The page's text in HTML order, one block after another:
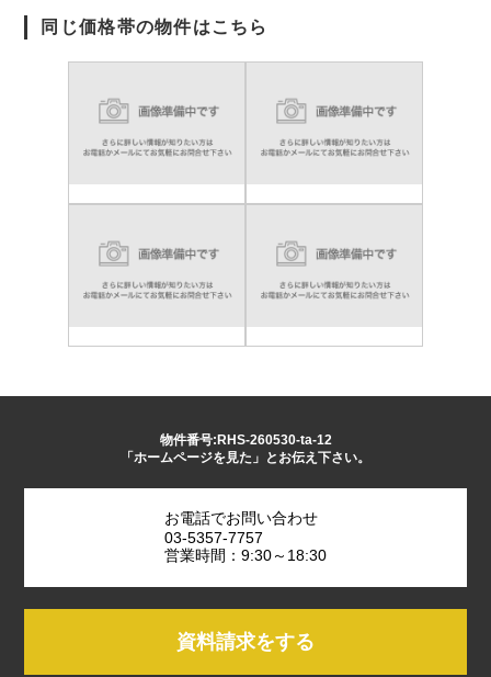
同じ価格帯の物件はこちら
物件番号:RHS-260530-ta-12
「ホームページを見た」とお伝え下さい。
お電話でお問い合わせ
03-5357-7757
営業時間：9:30～18:30
資料請求をする